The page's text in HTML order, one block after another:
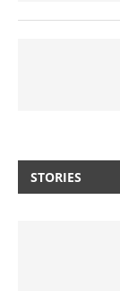
STORIES